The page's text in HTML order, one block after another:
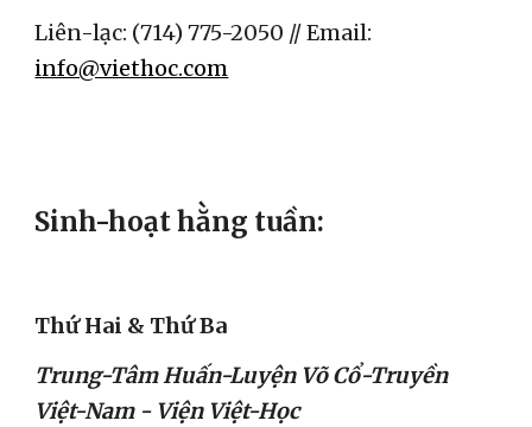
info@viethoc.com
Sinh-hoạt hằng tuần:
Thứ Hai & Thứ Ba
Trung-Tâm Huấn-Luyện Võ Cổ-Truyền
Việt-Nam - Viện Việt-Học